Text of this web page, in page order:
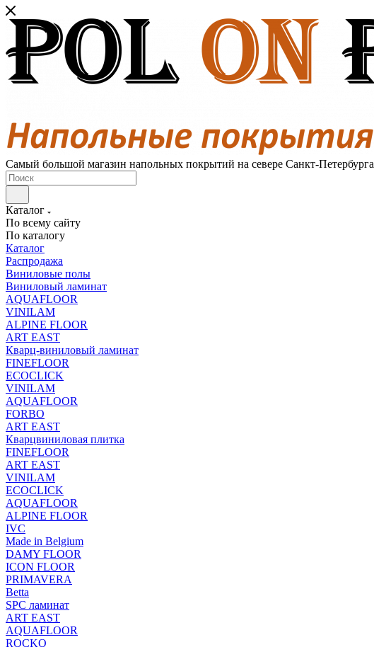
Самый большой магазин напольных покрытий на севере Санкт-Петербурга
Каталог
По всему сайту
По каталогу
Каталог
Распродажа
Виниловые полы
Виниловый ламинат
AQUAFLOOR
VINILAM
ALPINE FLOOR
ART EAST
Кварц-виниловый ламинат
FINEFLOOR
ECOCLICK
VINILAM
AQUAFLOOR
FORBO
ART EAST
Кварцвиниловая плитка
FINEFLOOR
ART EAST
VINILAM
ECOCLICK
AQUAFLOOR
ALPINE FLOOR
IVC
Made in Belgium
DAMY FLOOR
ICON FLOOR
PRIMAVERA
Betta
SPC ламинат
ART EAST
AQUAFLOOR
ROCKO